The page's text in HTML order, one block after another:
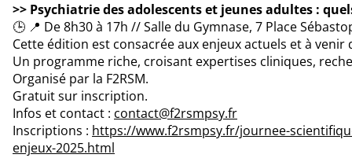
>> Psychiatrie des adolescents et jeunes adultes :
🕒 📍 De 8h30 à 17h // Salle du Gymnase, 7 Place
Cette édition est consacrée aux enjeux actuels et à
Un programme riche, croisant expertises cliniques,
Organisé par la F2RSM.
Gratuit sur inscription.
Infos et contact : contact@f2rsmpsy.fr
Inscriptions : https://www.f2rsmpsy.fr/journee-
enjeux-2025.html